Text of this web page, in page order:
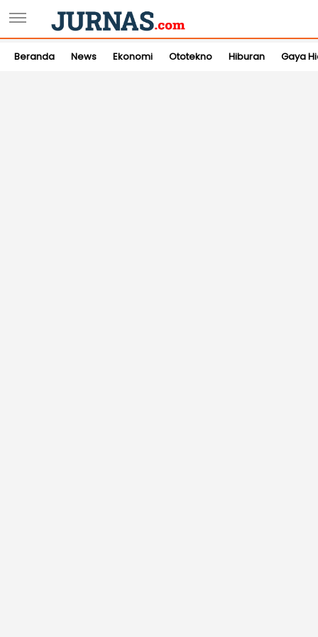
Beranda News Ekonomi Ototekno Hiburan Gaya